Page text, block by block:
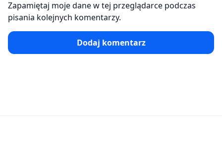
Zapamiętaj moje dane w tej przeglądarce podczas
pisania kolejnych komentarzy.
Dodaj komentarz